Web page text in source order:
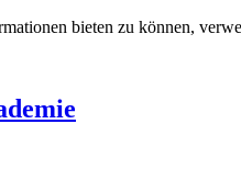
bieten zu können,